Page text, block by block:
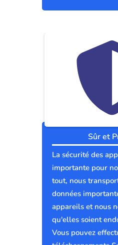
Sûr et
La sécurité des
importante pour
tout, nous
données
appareils et nous
qu'elles soient
Vous pouvez